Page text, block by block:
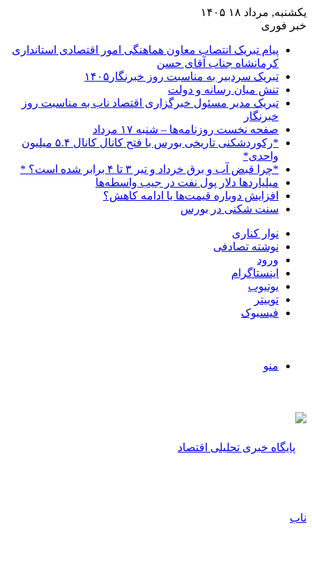
یکشنبه, مرداد ۱۸ ۱۴۰۵
خبر فوری
پیام تبریک انتصاب معاون هماهنگی امور اقتصادی استانداری
کرمانشاه جناب آقای حسن
تبریک سردبیر به مناسبت روز خبرنگار۱۴۰۵
تنش میان رسانه و دولت
تبریک مدیر مسئول خبرگزاری اقتصاد ناب به مناسبت روز
خبرنگار
صفحه نخست روزنامه‌ها – شنبه ۱۷ مرداد
*رکوردشکنی تاریخی بورس با فتح کانال کانال ۵.۴ میلیون
واحدی*
*چرا قبض آب و برق خرداد و تیر ۳ تا ۴ برابر شده است؟ *
میلیاردها دلار پول نفت در جیب واسطه‌ها
افزایش دوباره قیمت‌ها یا ادامه کاهش؟
سنت شکنی در بورس
نوار کناری
نوشته تصادفی
ورود
اینستاگرام
یوتیوب
توییتر
فیسبوک
منو